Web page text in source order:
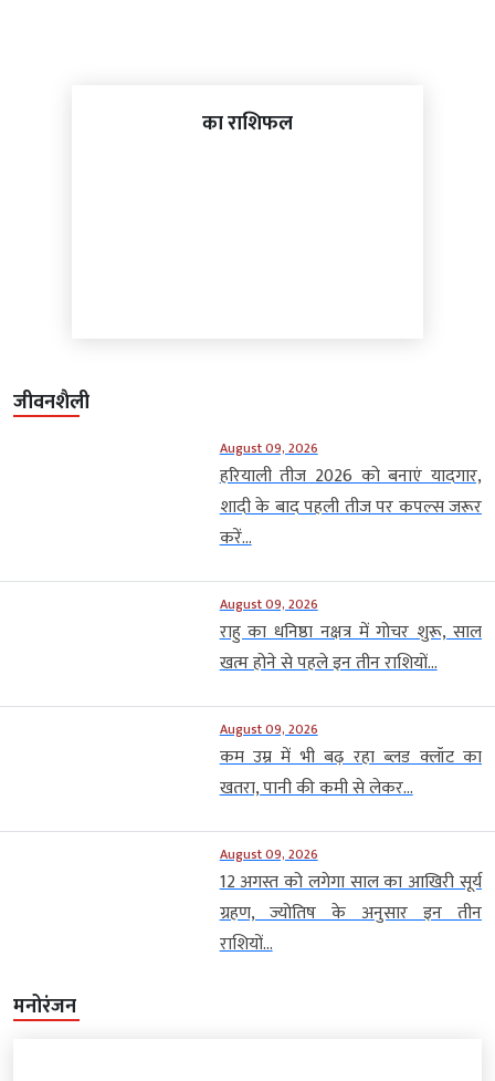
का राशिफल
जीवनशैली
August 09, 2026
हरियाली तीज 2026 को बनाएं यादगार,
शादी के बाद पहली तीज पर कपल्स जरूर
करें...
August 09, 2026
राहु का धनिष्ठा नक्षत्र में गोचर शुरू, साल
खत्म होने से पहले इन तीन राशियों...
August 09, 2026
कम उम्र में भी बढ़ रहा ब्लड क्लॉट का
खतरा, पानी की कमी से लेकर...
August 09, 2026
12 अगस्त को लगेगा साल का आखिरी सूर्य
ग्रहण, ज्योतिष के अनुसार इन तीन
राशियों...
मनोरंजन